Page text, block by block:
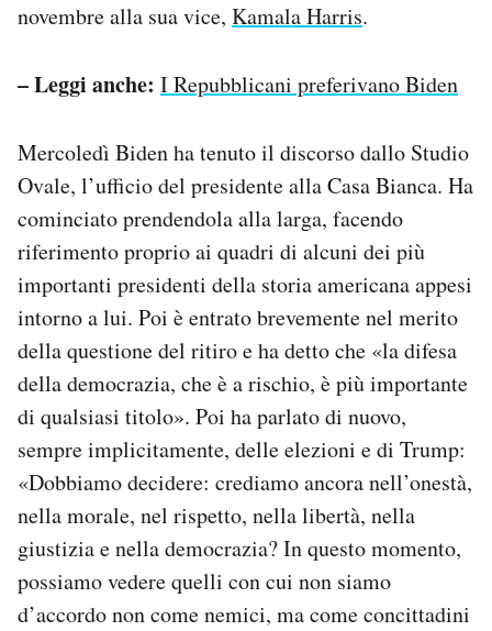
novembre alla sua vice, Kamala Harris.
– Leggi anche: I Repubblicani preferivano Biden
Mercoledì Biden ha tenuto il discorso dallo Studio
Ovale, l’ufficio del presidente alla Casa Bianca. Ha
cominciato prendendola alla larga, facendo
riferimento proprio ai quadri di alcuni dei più
importanti presidenti della storia americana appesi
intorno a lui. Poi è entrato brevemente nel merito
della questione del ritiro e ha detto che «la difesa
della democrazia, che è a rischio, è più importante
di qualsiasi titolo». Poi ha parlato di nuovo,
sempre implicitamente, delle elezioni e di Trump:
«Dobbiamo decidere: crediamo ancora nell’onestà,
nella morale, nel rispetto, nella libertà, nella
giustizia e nella democrazia? In questo momento,
possiamo vedere quelli con cui non siamo
d’accordo non come nemici, ma come concittadini